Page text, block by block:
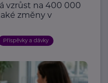
vzrůst na 400 000
změny v
Příspěvky a dávky